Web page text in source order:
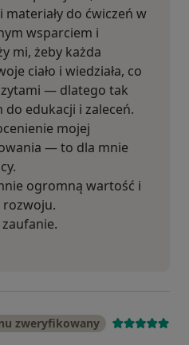
do ćwiczeń w
wsparciem i
mi, żeby każda
ciało i wiedziała, co
— dlatego tak
do edukacji i zaleceń.
mojej
— to dla mnie
ogromną wartość i
zaufanie.
zweryfikowany